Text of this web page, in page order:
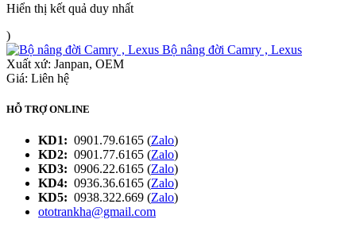
Hiển thị kết quả duy nhất
)
Bộ nâng đời Camry , Lexus
Xuất xứ: Janpan, OEM
Giá: Liên hệ
HỖ TRỢ ONLINE
KD1: 0901.79.6165 (Zalo)
KD2: 0901.77.6165 (Zalo)
KD3: 0906.22.6165 (Zalo)
KD4: 0936.36.6165 (Zalo)
KD5: 0938.322.669 (Zalo)
ototrankha@gmail.com